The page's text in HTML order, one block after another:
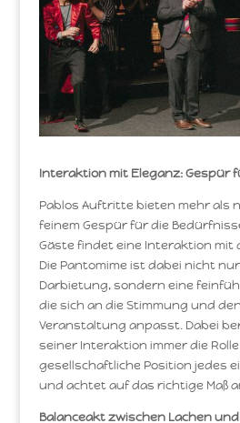
Interaktion mit Eleganz: Gespür
Pablos Auftritte bieten mehr als
feinem Gespür für die
Gäste findet eine Interaktion mit
Die Pantomime ist dabei nicht
Darbietung, sondern eine
die sich an die Stimmung und
Veranstaltung anpasst. Dabei
seiner Interaktion immer die
gesellschaftliche Position jedes
und achtet auf das richtige Maß
Balanceakt zwischen Lachen